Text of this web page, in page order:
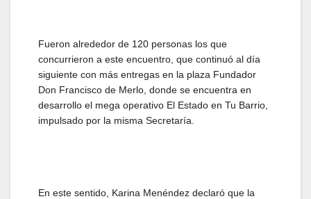
Fueron alrededor de 120 personas los que
concurrieron a este encuentro, que continuó al día
siguiente con más entregas en la plaza Fundador
Don Francisco de Merlo, donde se encuentra en
desarrollo el mega operativo El Estado en Tu Barrio,
impulsado por la misma Secretaría.
En este sentido, Karina Menéndez declaró que la